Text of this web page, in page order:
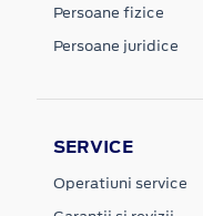
Persoane fizice
Persoane juridice
SERVICE
Operatiuni service